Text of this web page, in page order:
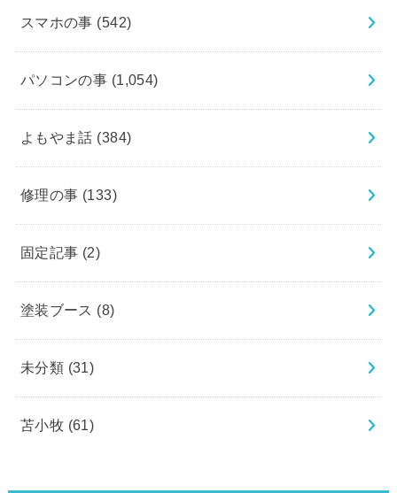
スマホの事 (542)
パソコンの事 (1,054)
よもやま話 (384)
修理の事 (133)
固定記事 (2)
塗装ブース (8)
未分類 (31)
苫小牧 (61)